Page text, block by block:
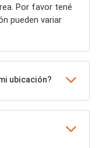
Por favor tené
pueden variar
ubicación?